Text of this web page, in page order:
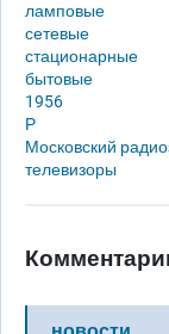
ламповые
сетевые
стационарные
бытовые
1956
Р
Московский
телевизоры